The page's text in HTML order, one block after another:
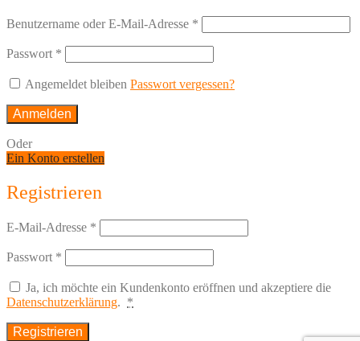
Benutzername oder E-Mail-Adresse *
Passwort *
Angemeldet bleiben Passwort vergessen?
Anmelden
Oder
Ein Konto erstellen
Registrieren
E-Mail-Adresse *
Passwort *
Ja, ich möchte ein Kundenkonto eröffnen und akzeptiere die
Datenschutzerklärung. *
Registrieren